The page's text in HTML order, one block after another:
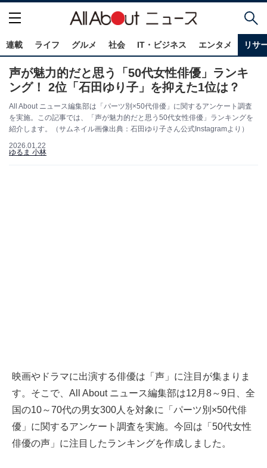
連載 ライフ グルメ 社会 IT・ビジネス エンタメ リサ
声が魅力的だと思う「50代女性俳優」ランキ
ング！ 2位「石田ゆり子」を抑えた1位は？
All About ニュース編集部は「パーツ別×50代俳優」に関するアンケート調査
を実施。この記事では、「声が魅力的だと思う50代女性俳優」ランキングを
紹介します。（サムネイル画像出典：石田ゆり子さん公式Instagramより）
2026.01.22
ゆるま 小林
映画やドラマに出演する俳優は「声」に注目が集まりま
す。そこで、All About ニュース編集部は12月8～9日、全
国の10～70代の男女300人を対象に「パーツ別×50代俳
優」に関するアンケート調査を実施。今回は「50代女性
俳優の声」に注目したランキングを作成しました。